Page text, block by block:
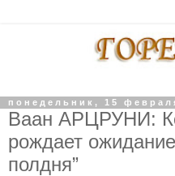
понедельник, 15
Ваан АРЦРУНИ:
рождает
полдня”